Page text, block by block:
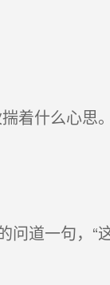
什么心思
道一句，“